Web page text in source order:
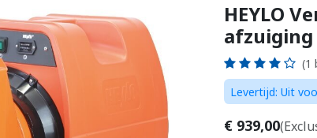
HEYLO
afzuiging
(1
Levertijd: Uit
€ 939,00